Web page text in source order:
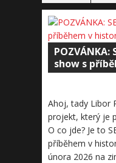
show s
Ahoj, tady Libor
projekt, který je
O co jde? Je to
příběhem v
února 2026 na